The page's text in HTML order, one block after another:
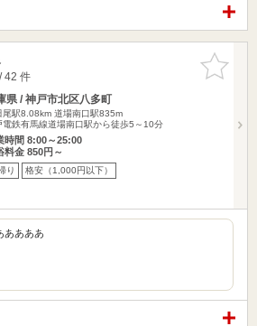
お気に入
りに追加
42 件
県 / 神戸市北区八多町
尾駅8.08km 道場南口駅835m
電鉄有馬線道場南口駅から徒歩5～10分
時間 8:00～25:00
料金 850円～
り 格安（1,000円以下）
ああああ